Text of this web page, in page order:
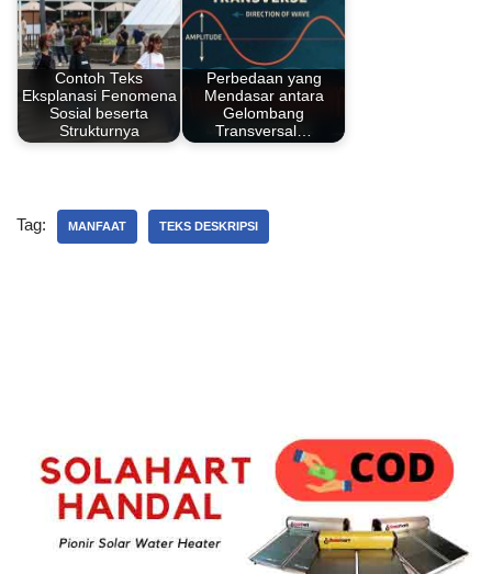
Contoh Teks
Eksplanasi Fenomena
Sosial beserta
Strukturnya
Perbedaan yang
Mendasar antara
Gelombang
Transversal…
Tag: MANFAAT TEKS DESKRIPSI